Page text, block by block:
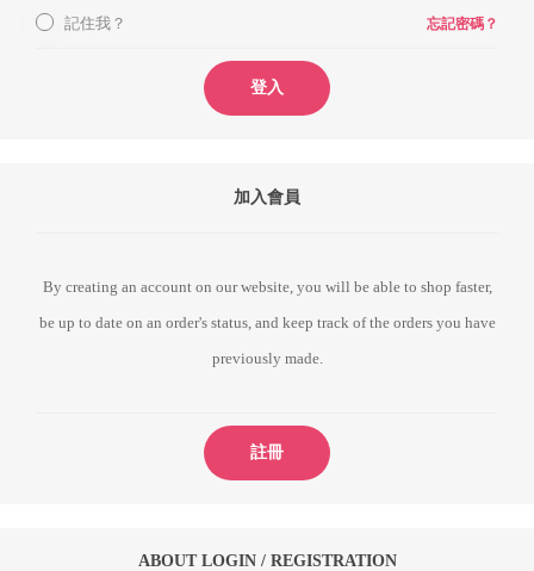
記住我？ 忘記密碼？
登入
加入會員
By creating an account on our website, you will be able to shop faster,
be up to date on an order's status, and keep track of the orders you have
previously made.
註冊
ABOUT LOGIN / REGISTRATION